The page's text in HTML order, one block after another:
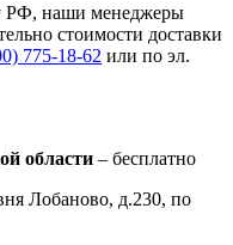
РФ, наши менеджеры
стоимости доставки
775-18-62 или по эл.
области – бесплатно
Лобаново, д.230, по